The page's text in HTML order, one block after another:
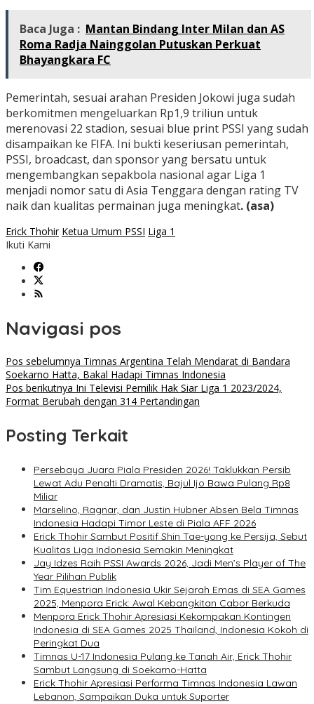
Baca Juga : Mantan Bindang Inter Milan dan AS
Roma Radja Nainggolan Putuskan Perkuat
Bhayangkara FC
Pemerintah, sesuai arahan Presiden Jokowi juga sudah
berkomitmen mengeluarkan Rp1,9 triliun untuk
merenovasi 22 stadion, sesuai blue print PSSI yang sudah
disampaikan ke FIFA. Ini bukti keseriusan pemerintah,
PSSI, broadcast, dan sponsor yang bersatu untuk
mengembangkan sepakbola nasional agar Liga 1
menjadi nomor satu di Asia Tenggara dengan rating TV
naik dan kualitas permainan juga meningkat. (asa)
Erick Thohir Ketua Umum PSSI Liga 1
Ikuti Kami
Navigasi pos
Pos sebelumnya Timnas Argentina Telah Mendarat di Bandara
Soekarno Hatta, Bakal Hadapi Timnas Indonesia
Pos berikutnya Ini Televisi Pemilik Hak Siar Liga 1 2023/2024,
Format Berubah dengan 314 Pertandingan
Posting Terkait
Persebaya Juara Piala Presiden 2026! Taklukkan Persib
Lewat Adu Penalti Dramatis, Bajul Ijo Bawa Pulang Rp8
Miliar
Marselino, Ragnar, dan Justin Hubner Absen Bela Timnas
Indonesia Hadapi Timor Leste di Piala AFF 2026
Erick Thohir Sambut Positif Shin Tae-yong ke Persija, Sebut
Kualitas Liga Indonesia Semakin Meningkat
Jay Idzes Raih PSSI Awards 2026, Jadi Men’s Player of The
Year Pilihan Publik
Tim Equestrian Indonesia Ukir Sejarah Emas di SEA Games
2025, Menpora Erick: Awal Kebangkitan Cabor Berkuda
Menpora Erick Thohir Apresiasi Kekompakan Kontingen
Indonesia di SEA Games 2025 Thailand, Indonesia Kokoh di
Peringkat Dua
Timnas U-17 Indonesia Pulang ke Tanah Air, Erick Thohir
Sambut Langsung di Soekarno-Hatta
Erick Thohir Apresiasi Performa Timnas Indonesia Lawan
Lebanon, Sampaikan Duka untuk Suporter